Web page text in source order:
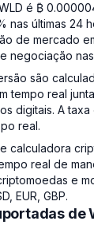
é ₿
nas últimas 24
de mercado
negociação
são
tempo real
digitais. A taxa
real.
calculadora
real de
e
EUR, GBP.
de